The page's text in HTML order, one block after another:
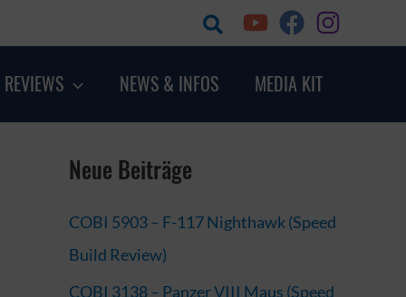
Suchen
NEWS & INFOS MEDIA KIT
Neue Beiträge
COBI 5903 – F-117 Nighthawk (Speed
Build Review)
COBI 3138 – Panzer VIII Maus (Speed